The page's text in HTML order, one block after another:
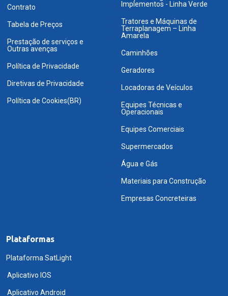
Contrato
Tabela de Preços
Prestação de serviços e
Outras avenças
Política de Privacidade
Diretivas de Privacidade
Política de Cookies(BR)
Implementos - Linha Verde
Tratores e Máquinas de
Terraplanagem – Linha
Amarela
Caminhões
Geradores
Locadoras de Veículos
Equipes Técnicas e
Operacionais
Equipes Comerciais
Supermercados
Água e Gás
Materiais para Construção
Empresas Concreteiras
Plataformas
Plataforma SatLight
Aplicativo IOS
Aplicativo Android